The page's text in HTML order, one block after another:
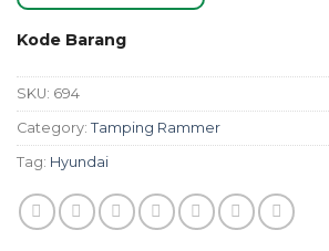
Kode Barang
SKU: 694
Category: Tamping Rammer
Tag: Hyundai